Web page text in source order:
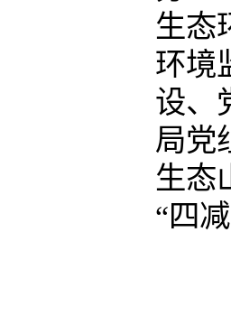
生态
环境
设、
局党
生态
“四